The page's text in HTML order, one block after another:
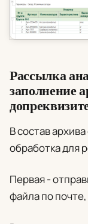
Рассылка
заполнение
В состав
обработка для
Первая -
файла по